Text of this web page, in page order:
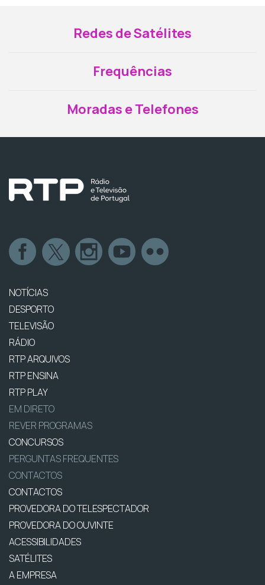
Redes de Satélites
Frequências
Moradas e Telefones
NOTÍCIAS
DESPORTO
TELEVISÃO
RÁDIO
RTP ARQUIVOS
RTP ENSINA
RTP PLAY
EM DIRETO
REVER PROGRAMAS
CONCURSOS
PERGUNTAS FREQUENTES
CONTACTOS
CONTACTOS
PROVEDORA DO TELESPECTADOR
PROVEDORA DO OUVINTE
ACESSIBILIDADES
SATÉLITES
A EMPRESA